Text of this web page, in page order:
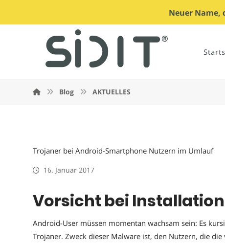
Neuer Name,
Blog AKTUELLES
Trojaner bei Android-Smartphone Nutzern im Umlauf
16. Januar 2017
Vorsicht bei
Android-User müssen momentan wachsam sein: Es
Trojaner. Zweck dieser Malware ist, den Nutzern, die